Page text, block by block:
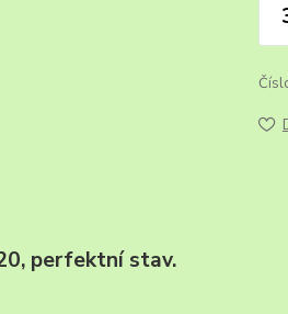
SU 20, perfektní stav.